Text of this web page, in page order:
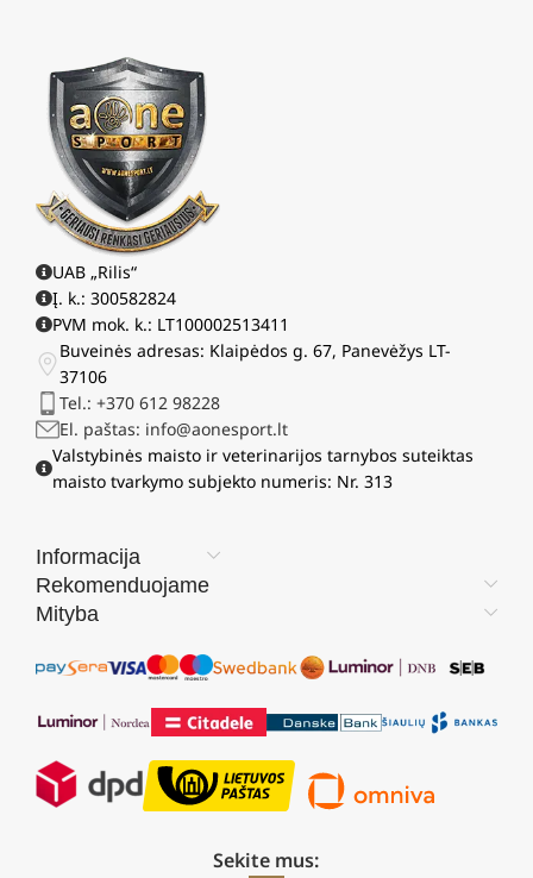
UAB „Rilis“
Į. k.: 300582824
PVM mok. k.: LT100002513411
Buveinės adresas: Klaipėdos g. 67, Panevėžys LT-
37106
Tel.: +370 612 98228
El. paštas: info@aonesport.lt
Valstybinės maisto ir veterinarijos tarnybos suteiktas
maisto tvarkymo subjekto numeris: Nr. 313
Informacija
Rekomenduojame
Mityba
Sekite mus: